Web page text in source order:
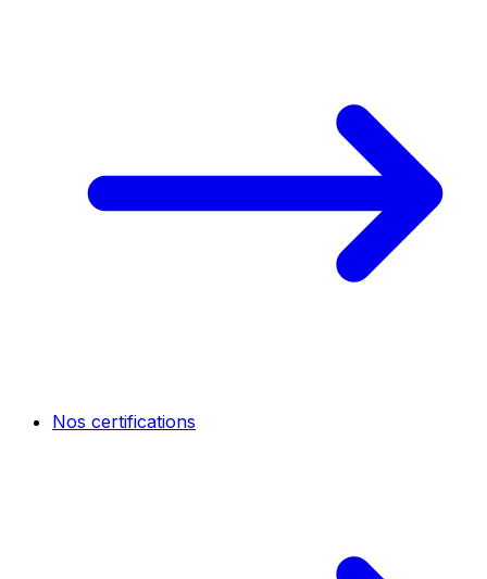
Nos certifications